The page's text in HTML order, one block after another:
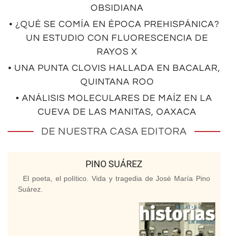
OBSIDIANA
• ¿QUÉ SE COMÍA EN ÉPOCA PREHISPÁNICA?
UN ESTUDIO CON FLUORESCENCIA DE
RAYOS X
• UNA PUNTA CLOVIS HALLADA EN BACALAR,
QUINTANA ROO
• ANÁLISIS MOLECULARES DE MAÍZ EN LA
CUEVA DE LAS MANITAS, OAXACA
DE NUESTRA CASA EDITORA
PINO SUÁREZ
El poeta, el político. Vida y tragedia de José María Pino
Suárez.